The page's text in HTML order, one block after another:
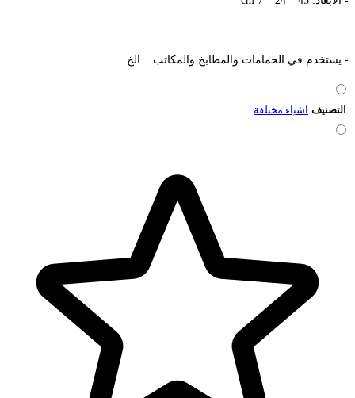
- يستخدم في الحمامات والمطابخ والمكاتب .. الخ
التصنيف اشياء مختلفة